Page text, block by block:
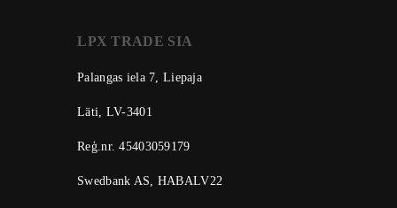
LPX TRADE SIA
Palangas iela 7, Liepaja
Läti, LV-3401
Reģ.nr. 45403059179
Swedbank AS, HABALV22